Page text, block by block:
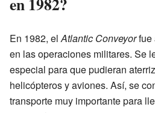
En 1982, elAtlantic Conveyorfue
en las operaciones militares. Se
especial para que pudieran
helicópteros y aviones. Así, se
transporte muy importante para